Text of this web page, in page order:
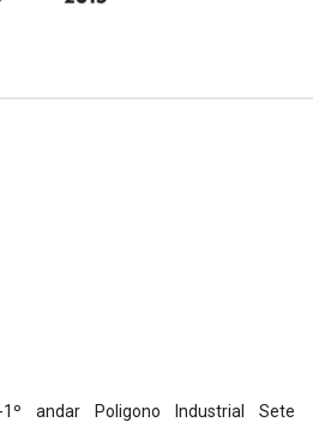
andar Poligono Industrial Sete